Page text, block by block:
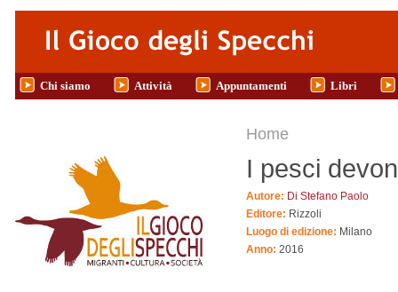
Salta al contenuto principale
Chi siamo Attività Appuntamenti Libri
Tu sei qui
Home
I pesci
Autore: Di Stefano Paolo
Editore: Rizzoli
Luogo di edizione: Milano
Anno: 2016